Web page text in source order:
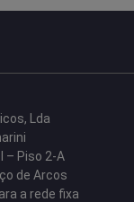
Lda
– Piso 2-A
de Arcos
a rede fixa